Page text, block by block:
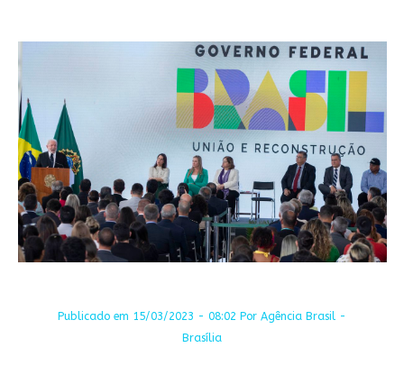
Publicado em 15/03/2023 - 08:02 Por Agência Brasil -
Brasília